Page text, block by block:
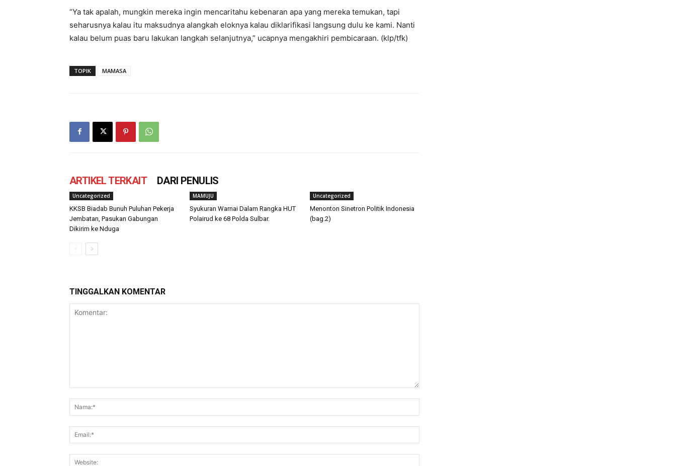
“Ya tak apalah, mungkin mereka ingin mencaritahu kebenaran apa yang mereka temukan, tapi
seharusnya kalau itu maksudnya alangkah eloknya kalau diklarifikasi langsung dulu ke kami. Nanti
kalau belum puas baru lakukan langkah selanjutnya,” ucapnya mengakhiri pembicaraan. (klp/tfk)
TOPIK MAMASA
ARTIKEL TERKAIT DARI PENULIS
Uncategorized
KKSB Biadab Bunuh Puluhan Pekerja
Jembatan, Pasukan Gabungan
Dikirim ke Nduga
MAMUJU
Syukuran Warnai Dalam Rangka HUT
Polairud ke 68 Polda Sulbar.
Uncategorized
Menonton Sinetron Politik Indonesia
(bag.2)
TINGGALKAN KOMENTAR